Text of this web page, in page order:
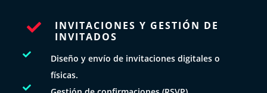

INVITACIONES Y GESTIÓN DE
INVITADOS

Diseño y envío de invitaciones digitales o
físicas.
